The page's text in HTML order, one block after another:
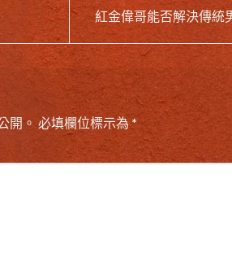
紅金偉哥能否解決傳統
開。 必填欄位標示為*